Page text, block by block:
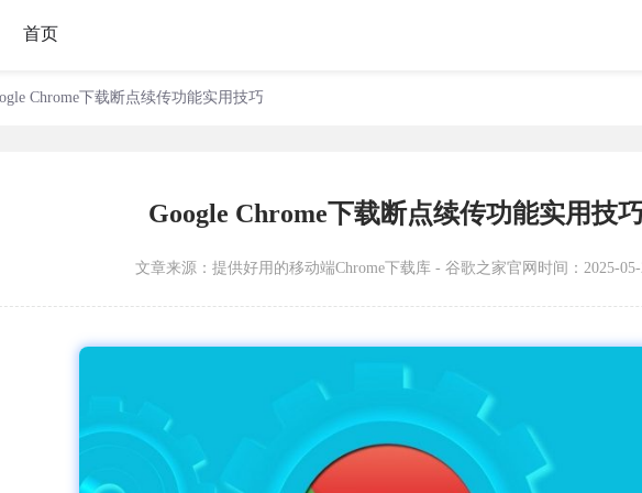
首页
Chrome下载断点续传功能实用技巧
Google Chrome下载断点续传功能实用技
文章来源： 提供好用的移动端Chrome下载库 - 谷歌之家官网 时间：2025-